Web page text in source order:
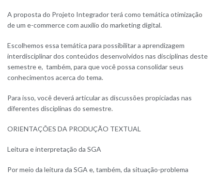
A proposta do Projeto Integrador terá como temática otimização
de um e-commerce com auxílio do marketing digital.
Escolhemos essa temática para possibilitar a aprendizagem
interdisciplinar dos conteúdos desenvolvidos nas disciplinas deste
semestre e, também, para que você possa consolidar seus
conhecimentos acerca do tema.
Para isso, você deverá articular as discussões propiciadas nas
diferentes disciplinas do semestre.
ORIENTAÇÕES DA PRODUÇÃO TEXTUAL
Leitura e interpretação da SGA
Por meio da leitura da SGA e, também, da situação-problema